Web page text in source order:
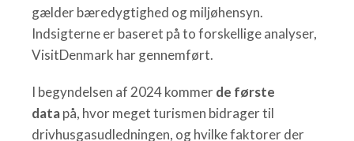
gælder bæredygtighed og miljøhensyn.
Indsigterne er baseret på to forskellige analyser,
VisitDenmark har gennemført.
I begyndelsen af 2024 kommerde første
datapå, hvor meget turismen bidrager til
drivhusgasudledningen, og hvilke faktorer der